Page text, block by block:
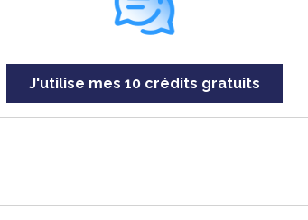
J'utilise mes 10 crédits gratuits